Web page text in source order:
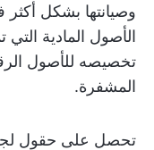
وصيانتها بشكل
الأصول المادية التي
المشفرة.
تحصل على حقول